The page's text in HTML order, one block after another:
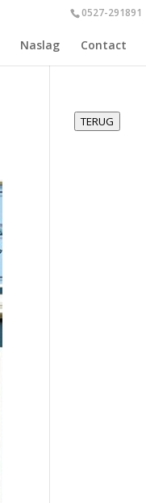
0527-291891
Naslag Contact
TERUG